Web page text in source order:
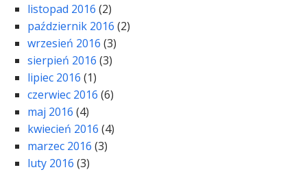
listopad 2016 (2)
październik 2016 (2)
wrzesień 2016 (3)
sierpień 2016 (3)
lipiec 2016 (1)
czerwiec 2016 (6)
maj 2016 (4)
kwiecień 2016 (4)
marzec 2016 (3)
luty 2016 (3)